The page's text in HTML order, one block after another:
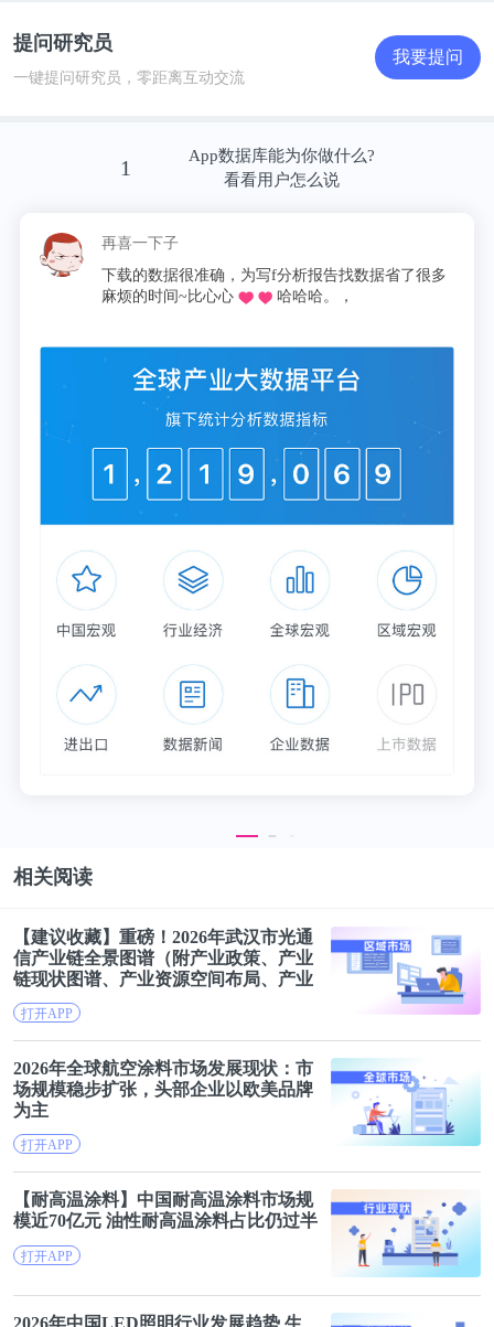
更多本行业研究分析详见前瞻产业研究院《中国旅游
同时前瞻产业研究院还提供产业新赛道研究、投资可
谱、产业大数据、智慧招商系统、行业地位证明、
IPO咨询/募投可研、专精特新小巨人申报、十五五规
划等解决方案。如需转载引用本篇文章内容，请注明
更多深度行业分析尽在【前瞻经济学人APP】，还可
以与500+经济学家/资深行业研究员交流互动。更多
企业数据、企业资讯、企业发展情况尽在【企查猫
APP】，性价比最高功能最全的企业查询平台。
提问研究员
一键提问研究员，零距离互动交流
我要提问
1
App数据库能为你做什么?
看看用户怎么说
再喜一下子
下载的数据很准确，为写f分析报告找数据省了很多
麻烦的时间~比心心
哈哈哈。，
相关阅读
【建议收藏】重磅！2026年武汉市光通
信产业链全景图谱（附产业政策、产业
链现状图谱、产业资源空间布局、产业
链发展规划）
打开APP
2026年全球航空涂料市场发展现状： 市
场规模稳步扩张，头部企业以欧美品牌
为主
打开APP
【耐高温涂料】中国耐高温涂料市场规
模近70亿元 油性耐高温涂料占比仍过半
打开APP
2026年中国LED照明行业发展趋势 生